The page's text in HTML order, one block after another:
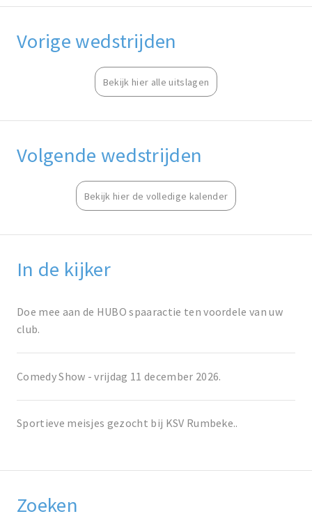
Vorige wedstrijden
Bekijk hier alle uitslagen
Volgende wedstrijden
Bekijk hier de volledige kalender
In de kijker
Doe mee aan de HUBO spaaractie ten voordele van uw
club.
Comedy Show - vrijdag 11 december 2026.
Sportieve meisjes gezocht bij KSV Rumbeke..
Zoeken